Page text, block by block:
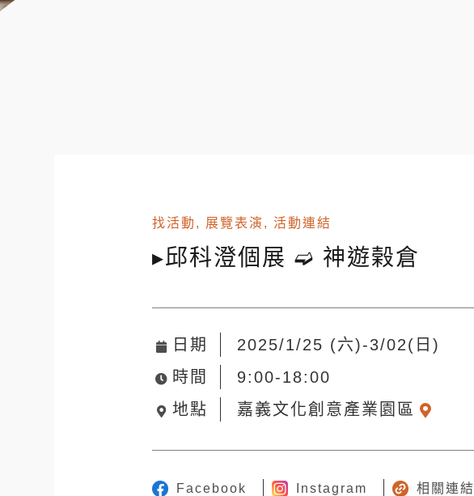
找活動 , 展覽表演 , 活動連結
▸邱科澄個展 ➫ 神遊榖倉
日期
2025/1/25 (六)-3/02(日)
時間
9:00-18:00
地點
嘉義文化創意產業園區
Facebook Instagram 相關連結